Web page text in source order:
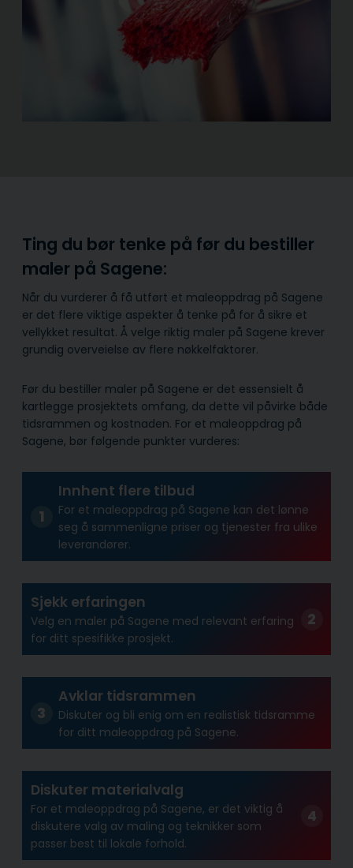
Ting du bør tenke på før du bestiller
maler på Sagene:
Når du vurderer å få utført et maleoppdrag på Sagene
er det flere viktige aspekter å tenke på for å sikre et
vellykket resultat. Å velge riktig maler på Sagene krever
grundig overveielse av flere nøkkelfaktorer.
Før du bestiller maler på Sagene er det essensielt å
kartlegge prosjektets omfang, da dette vil påvirke både
tidsrammen og kostnaden. For et maleoppdrag på
Sagene, bør følgende punkter vurderes:
Innhent flere tilbud
For et maleoppdrag på Sagene kan det lønne
seg å sammenligne priser og tjenester fra ulike
leverandører.
Sjekk erfaringen
Velg en maler på Sagene med relevant erfaring
for ditt spesifikke prosjekt.
Avklar tidsrammen
Diskuter og bli enig om en realistisk tidsramme
for ditt maleoppdrag på Sagene.
Diskuter materialvalg
For et maleoppdrag på Sagene, er det viktig å
diskutere valg av maling og teknikker som
passer best til lokale forhold.